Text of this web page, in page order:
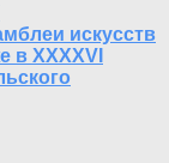
искусств
в XXXXVI